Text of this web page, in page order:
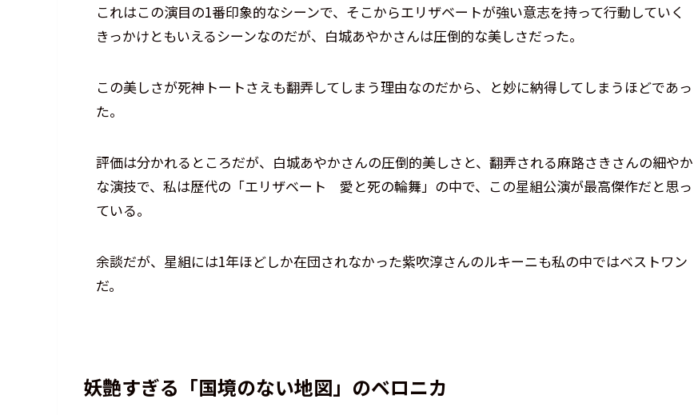
これはこの演目の1番印象的なシーンで、そこからエリザベートが強い意志を持って行動していく
きっかけともいえるシーンなのだが、白城あやかさんは圧倒的な美しさだった。
この美しさが死神トートさえも翻弄してしまう理由なのだから、と妙に納得してしまうほどであっ
た。
評価は分かれるところだが、白城あやかさんの圧倒的美しさと、翻弄される麻路さきさんの細やか
な演技で、私は歴代の「エリザベート 愛と死の輪舞」の中で、この星組公演が最高傑作だと思っ
ている。
余談だが、星組には1年ほどしか在団されなかった紫吹淳さんのルキーニも私の中ではベストワン
だ。
妖艶すぎる「国境のない地図」のベロニカ